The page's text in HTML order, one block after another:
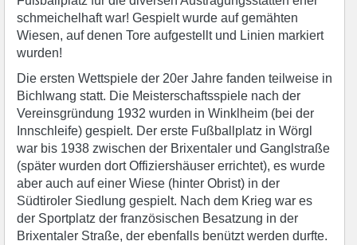
schmeichelhaft war! Gespielt wurde auf gemähten
Wiesen, auf denen Tore aufgestellt und Linien markiert
wurden!
Die ersten Wettspiele der 20er Jahre fanden teilweise in
Bichlwang statt. Die Meisterschaftsspiele nach der
Vereinsgründung 1932 wurden in Winklheim (bei der
Innschleife) gespielt. Der erste Fußballplatz in Wörgl
war bis 1938 zwischen der Brixentaler und Ganglstraße
(später wurden dort Offiziershäuser errichtet), es wurde
aber auch auf einer Wiese (hinter Obrist) in der
Südtiroler Siedlung gespielt. Nach dem Krieg war es
der Sportplatz der französischen Besatzung in der
Brixentaler Straße, der ebenfalls benützt werden durfte.